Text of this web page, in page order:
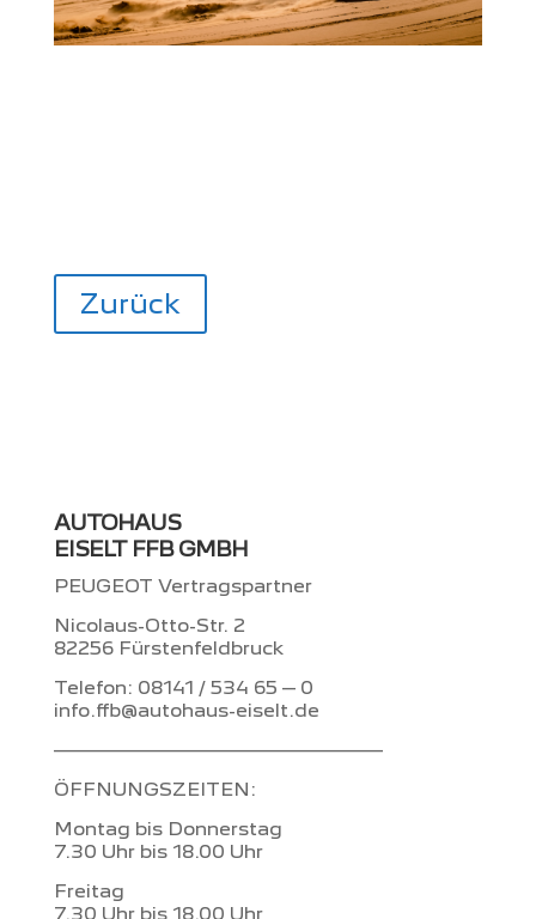
Zurück
AUTOHAUS
EISELT FFB GMBH
PEUGEOT Vertragspartner
Nicolaus-Otto-Str. 2
82256 Fürstenfeldbruck
Telefon: 08141 / 534 65 – 0
info.ffb@autohaus-eiselt.de
–––––––––––––––––––––––––
ÖFFNUNGSZEITEN:
Montag bis Donnerstag
7.30 Uhr bis 18.00 Uhr
Freitag
7.30 Uhr bis 18.00 Uhr